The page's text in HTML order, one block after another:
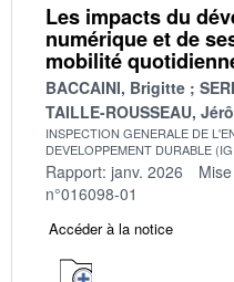
Les impacts du
numérique et de
mobilité
BACCAINI, Brigitte
TAILLE-ROUSSEAU,
INSPECTION GENERALE DE
DEVELOPPEMENT DURABLE
Rapport: janv. 2026
n°016098-01
Accéder à la notice